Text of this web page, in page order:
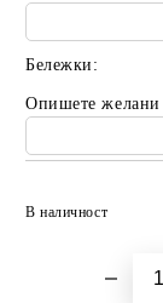
Бележки:
Опишете желани
В наличност